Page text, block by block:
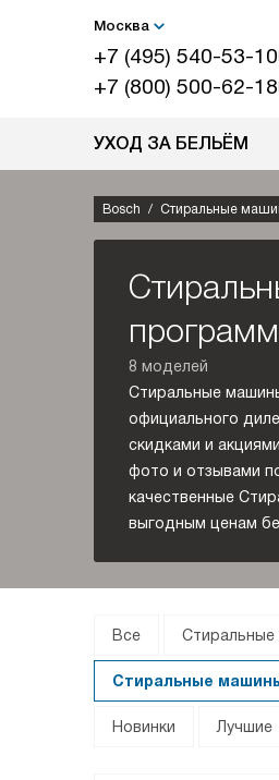
Москва
+7 (495) 540-53-10
+7 (800) 500-62-18
УХОД ЗА БЕЛЬЁМ
Bosch Стиральные
8 моделей
Стиральные
официального
скидками и
фото и отзывами
качественные
выгодным ценам
Все
Стиральные
Новинки Лучшие